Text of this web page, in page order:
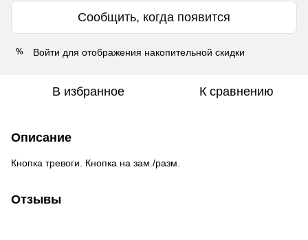
Сообщить, когда появится
% Войти для отображения накопительной скидки
В избранное К сравнению
Описание
Кнопка тревоги. Кнопка на зам./разм.
Отзывы